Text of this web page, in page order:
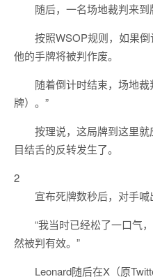
随后，一名场地裁判来到
按照WSOP规则，如果倒
他的手牌将被判作废。
随着倒计时结束，场地
牌）。”
按理说，这局牌到这里
目结舌的反转发生了。
2
宣布死牌数秒后，对手喊
“我当时已经松了一口气
然被判有效。”
Leonard随后在X（原